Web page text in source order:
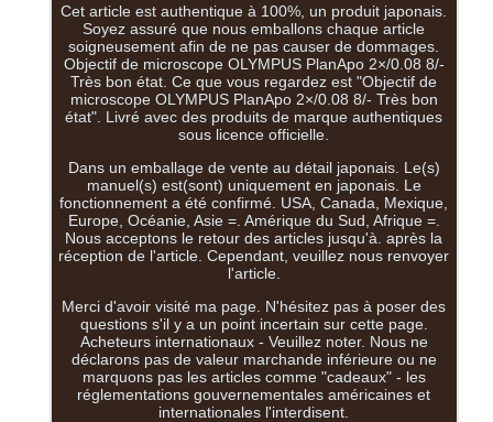
Cet article est authentique à 100%, un produit japonais.
Soyez assuré que nous emballons chaque article
soigneusement afin de ne pas causer de dommages.
Objectif de microscope OLYMPUS PlanApo 2×/0.08 8/-
Très bon état. Ce que vous regardez est "Objectif de
microscope OLYMPUS PlanApo 2×/0.08 8/- Très bon
état". Livré avec des produits de marque authentiques
sous licence officielle.
Dans un emballage de vente au détail japonais. Le(s)
manuel(s) est(sont) uniquement en japonais. Le
fonctionnement a été confirmé. USA, Canada, Mexique,
Europe, Océanie, Asie =. Amérique du Sud, Afrique =.
Nous acceptons le retour des articles jusqu'à. après la
réception de l'article. Cependant, veuillez nous renvoyer
l'article.
Merci d'avoir visité ma page. N'hésitez pas à poser des
questions s'il y a un point incertain sur cette page.
Acheteurs internationaux - Veuillez noter. Nous ne
déclarons pas de valeur marchande inférieure ou ne
marquons pas les articles comme "cadeaux" - les
réglementations gouvernementales américaines et
internationales l'interdisent.